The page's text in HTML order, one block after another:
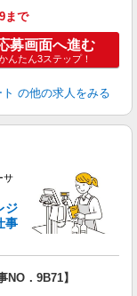
まで
募画面へ進む
んたん3ステップ！
の他の求人をみる
サ
ジ
事
．9B71】